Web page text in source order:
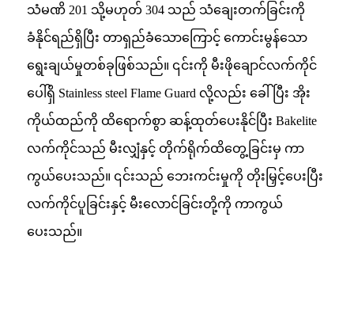
သံမဏိ 201 သို့မဟုတ် 304 သည် သံချေးတက်ခြင်းကို
ခံနိုင်ရည်ရှိပြီး တာရှည်ခံသောကြောင့် ကောင်းမွန်သော
ရွေးချယ်မှုတစ်ခုဖြစ်သည်။ ၎င်းကို မီးဖိုချောင်လက်ကိုင်
ပေါ်ရှိ Stainless steel Flame Guard လို့လည်း ခေါ်ပြီး အိုး
ကိုယ်ထည်ကို ထိရောက်စွာ ဆန့်ထုတ်ပေးနိုင်ပြီး Bakelite
လက်ကိုင်သည် မီးလျှံနှင့် တိုက်ရိုက်ထိတွေ့ခြင်းမှ ကာ
ကွယ်ပေးသည်။ ၎င်းသည် ဘေးကင်းမှုကို တိုးမြှင့်ပေးပြီး
လက်ကိုင်ပူခြင်းနှင့် မီးလောင်ခြင်းတို့ကို ကာကွယ်
ပေးသည်။